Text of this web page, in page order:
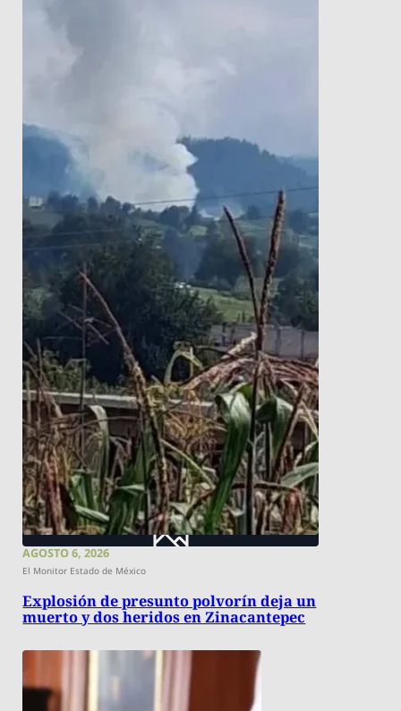
AGOSTO 6, 2026
El Monitor Estado de México
Explosión de presunto polvorín deja un
muerto y dos heridos en Zinacantepec